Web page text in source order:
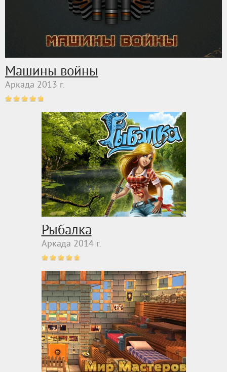
Машины войны
Аркада 2013 г.
Рыбалка
Аркада 2014 г.